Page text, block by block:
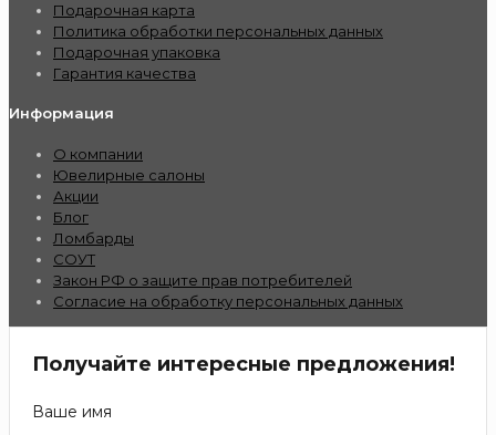
Подарочная карта
Политика обработки персональных данных
Подарочная упаковка
Гарантия качества
Информация
О компании
Ювелирные салоны
Акции
Блог
Ломбарды
СОУТ
Закон РФ о защите прав потребителей
Согласие на обработку персональных данных
Получайте интересные предложения!
Ваше имя